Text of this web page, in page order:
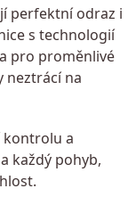
perfektní odraz i
s technologií
pro proměnlivé
neztrácí na
kontrolu a
každý pohyb,